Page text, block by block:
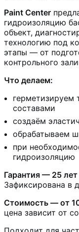
Paint Center
гидроизоляцию
объект,
технологию под
этапы — от
контрольного
Что делаем:
герметизируем
составами
создаём
обрабатываем
при
гидроизоляцию
Гарантия — 25 лет
Зафиксирована в
Стоимость — от
цена зависит от